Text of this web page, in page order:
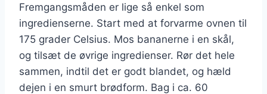
Fremgangsmåden er lige så enkel som
ingredienserne. Start med at forvarme ovnen til
175 grader Celsius. Mos bananerne i en skål,
og tilsæt de øvrige ingredienser. Rør det hele
sammen, indtil det er godt blandet, og hæld
dejen i en smurt brødform. Bag i ca. 60